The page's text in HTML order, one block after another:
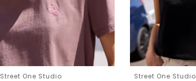
Street One Studio Street One Studio